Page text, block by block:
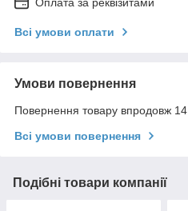
Оплата за реквізитами
Всі умови оплати
Умови повернення
Повернення товару впродовж 14
Всі умови повернення
Подібні товари компанії